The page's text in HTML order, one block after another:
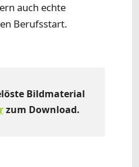
auch echte
Berufsstart.
Bildmaterial
zum Download.